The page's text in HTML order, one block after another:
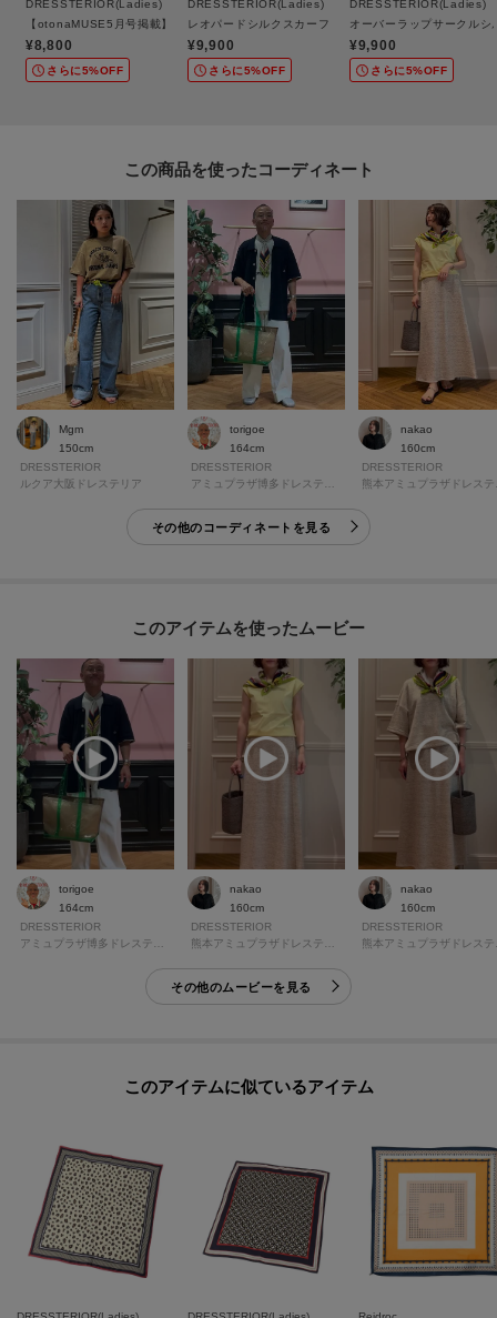
DRESSTERIOR(Ladies)
【otonaMUSE5月号掲載】オーバーラップサークルツイリースカーフ
¥8,800
さらに5%OFF
DRESSTERIOR(Ladies)
レオパードシルクスカーフ
¥9,900
さらに5%OFF
DRESSTERIOR(Ladies)
オーバーラップサークルシ
¥9,900
さらに5%OFF
この商品を使った
Mgm
150cm
DRESSTERIOR
ルクア大阪ドレステリア
torigoe
164cm
DRESSTERIOR
nakao
160cm
DRESSTERIOR
その他のコーディネートを見る
このアイテムを使ったムービー
torigoe
164cm
DRESSTERIOR
nakao
160cm
DRESSTERIOR
nakao
160cm
DRESSTERIOR
その他のムービーを見る
このアイテムに似ているアイテム